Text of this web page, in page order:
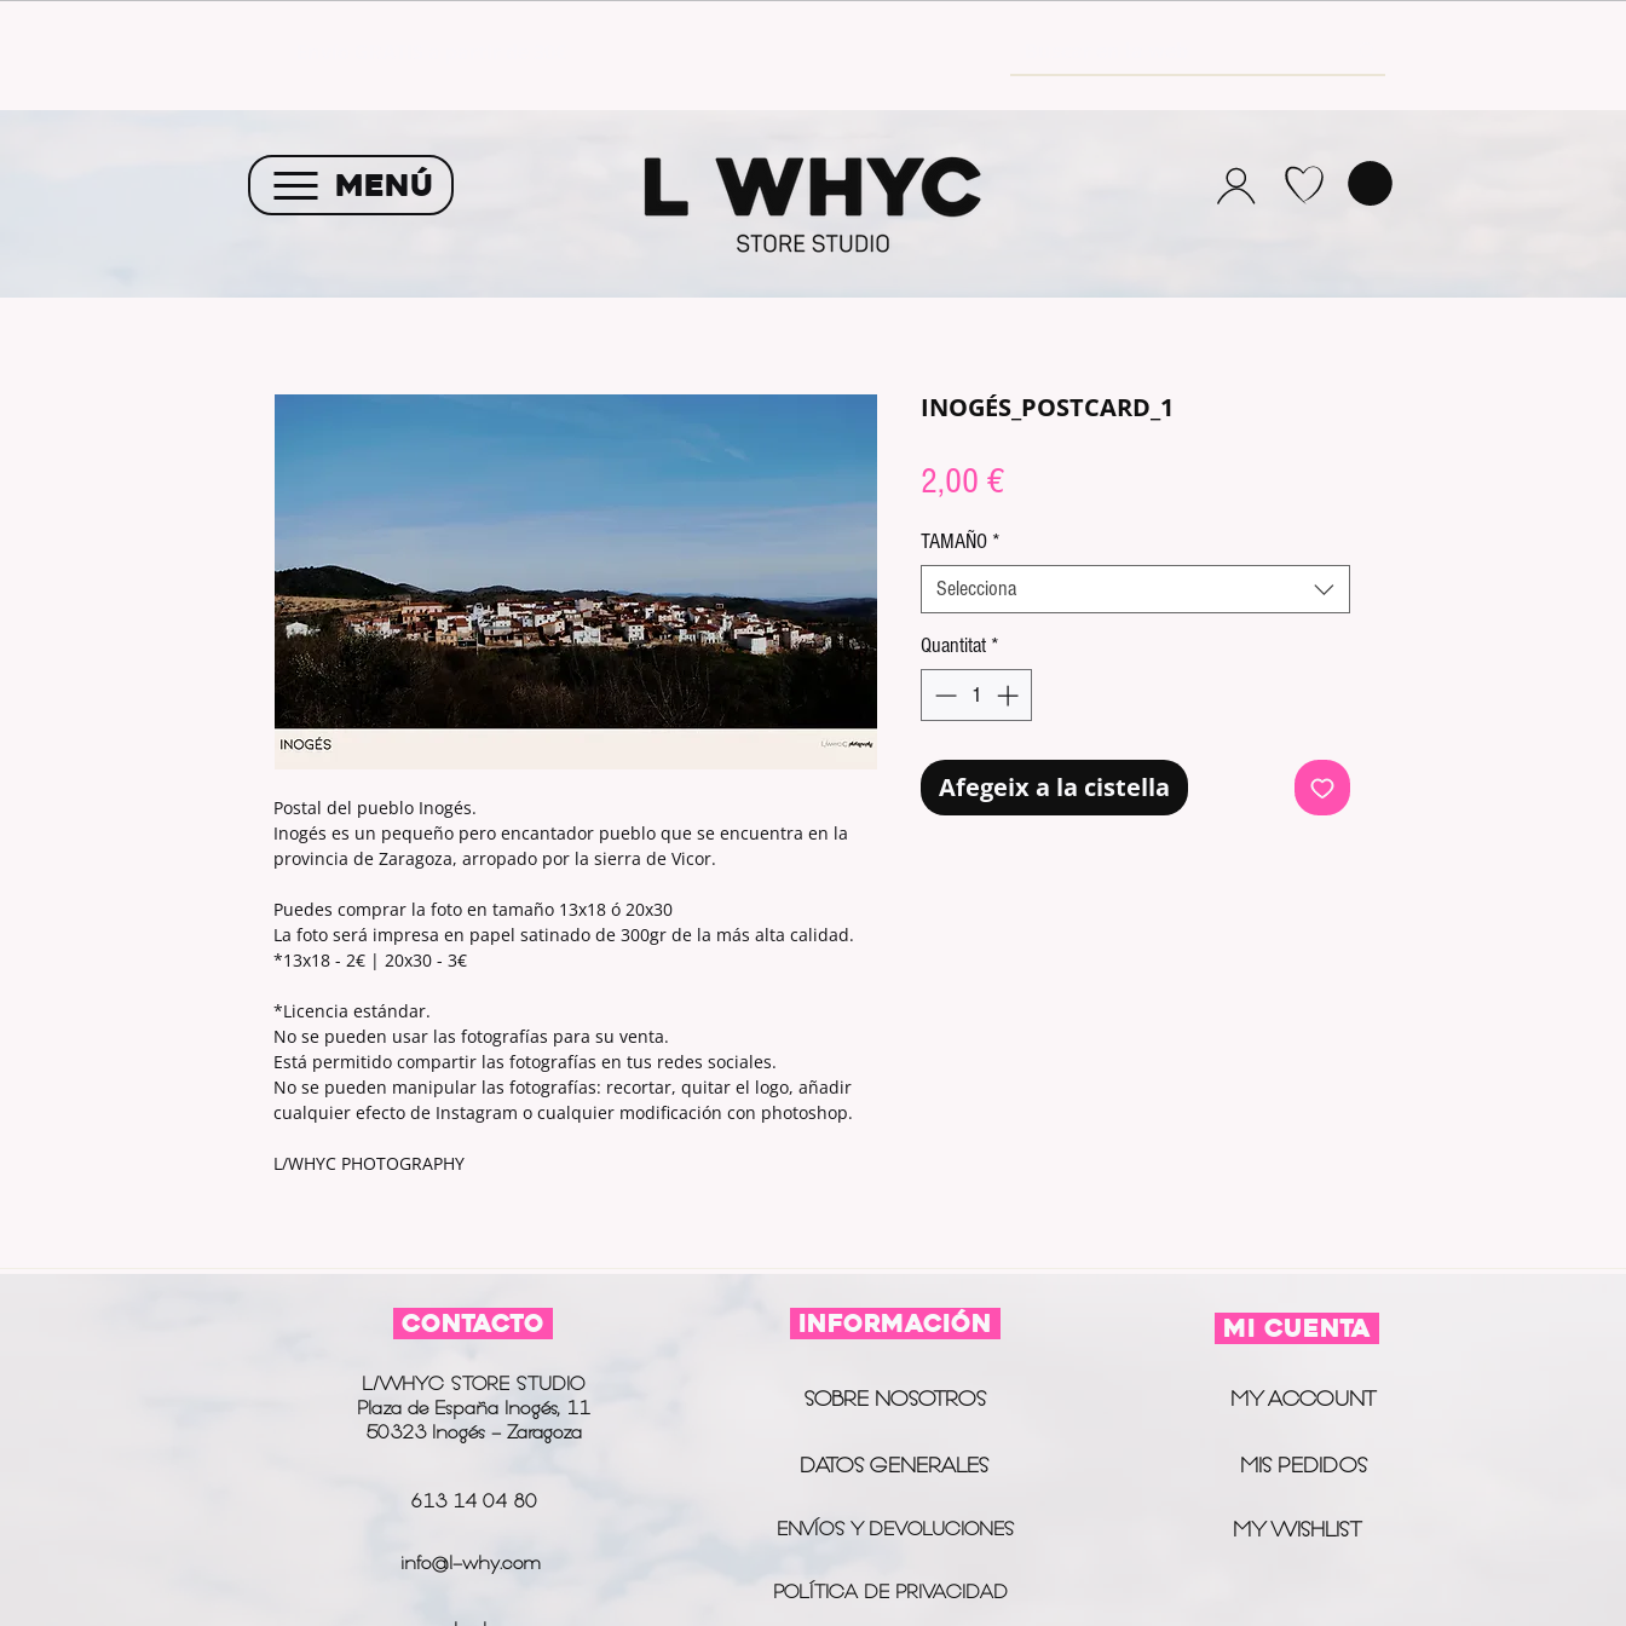
Postal del pueblo Inogés.
Inogés es un pequeño pero encantador pueblo que se encuentra en la
provincia de Zaragoza, arropado por la sierra de Vicor.
Puedes comprar la foto en tamaño 13x18 ó 20x30
La foto será impresa en papel satinado de 300gr de la más alta calidad.
*13x18 - 2€ | 20x30 - 3€
*Licencia estándar.
No se pueden usar las fotografías para su venta.
Está permitido compartir las fotografías en tus redes sociales.
No se pueden manipular las fotografías: recortar, quitar el logo, añadir
cualquier efecto de Instagram o cualquier modificación con photoshop.
L/WHYC PHOTOGRAPHY
INOGÉS_POSTCARD_1
2,00 €Price
TAMAÑO *
Selecciona
Quantitat *
Afegeix a la cistella
CONTACTO
L/WHYC STORE STUDIO
Plaza de España Inogés, 11
50323 Inogés - Zaragoza
613 14 04 80
información
SOBRE NOSOTROS
DATOS GENERALES
ENVÍOS Y DEVOLUCIONES
MI CUENTA
MY ACCOUNT
MIS PEDIDOS
MY WISHLIST
info@l-why.com
POLÍTICA DE PRIVACIDAD
MENÚ